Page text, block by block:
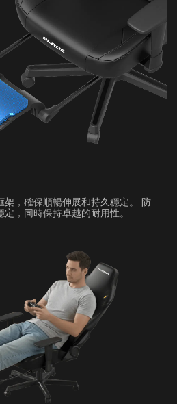
架，確保順暢伸展和持久穩定。 防
，同時保持卓越的耐用性。